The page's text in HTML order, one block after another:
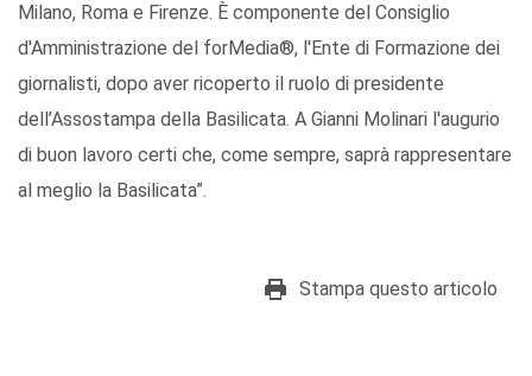
Milano, Roma e Firenze. È componente del Consiglio
d'Amministrazione del forMedia®, l'Ente di Formazione dei
giornalisti, dopo aver ricoperto il ruolo di presidente
dell’Assostampa della Basilicata. A Gianni Molinari l'augurio
di buon lavoro certi che, come sempre, saprà rappresentare
al meglio la Basilicata”.
Stampa questo articolo